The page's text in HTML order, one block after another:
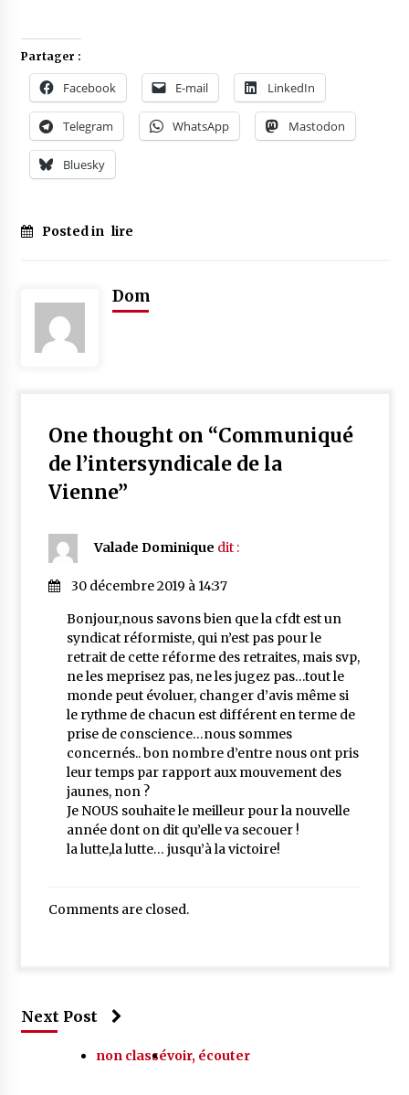
Partager :
Facebook E-mail LinkedIn
Telegram WhatsApp Mastodon
Bluesky
Posted in lire
Dom
One thought on “Communiqué
de l’intersyndicale de la
Vienne”
Valade Dominique dit :
30 décembre 2019 à 14:37
Bonjour,nous savons bien que la cfdt est un
syndicat réformiste, qui n’est pas pour le
retrait de cette réforme des retraites, mais svp,
ne les meprisez pas, ne les jugez pas…tout le
monde peut évoluer, changer d’avis même si
le rythme de chacun est différent en terme de
prise de conscience…nous sommes
concernés.. bon nombre d’entre nous ont pris
leur temps par rapport aux mouvement des
jaunes, non ?
Je NOUS souhaite le meilleur pour la nouvelle
année dont on dit qu’elle va secouer !
la lutte,la lutte… jusqu’à la victoire!
Comments are closed.
Next Post
non classévoir, écouter